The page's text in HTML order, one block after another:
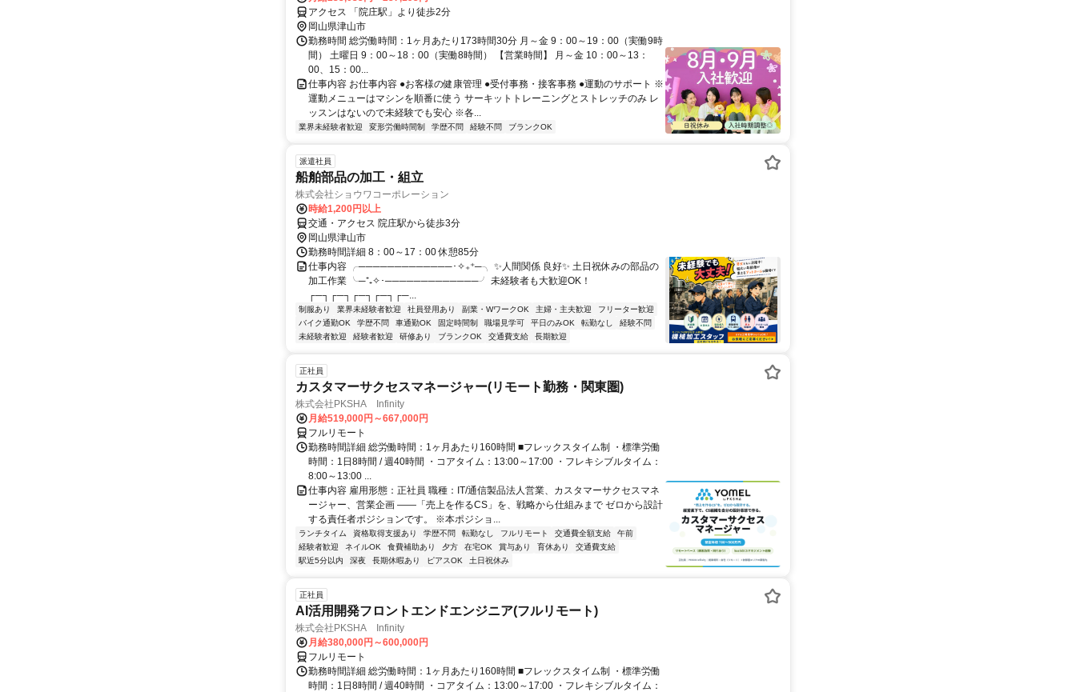
アクセス 「院庄駅」より徒歩2分
岡山県津山市
勤務時間 総労働時間：1ヶ月あたり173時間30分 月～金 9：00～19：00（実働9時
間） 土曜日 9：00～18：00（実働8時間） 【営業時間】 月～金 10：00～13：
00、15：00...
仕事内容 お仕事内容 ●お客様の健康管理 ●受付事務・接客事務 ●運動のサポート ※
運動メニューはマシンを順番に使う サーキットトレーニングとストレッチのみ レ
ッスンはないので未経験でも安心 ※各...
業界未経験者歓迎 変形労働時間制 学歴不問 経験不問 ブランクOK
派遣社員
船舶部品の加工・組立
株式会社ショウワコーポレーション
時給1,200円以上
交通・アクセス 院庄駅から徒歩3分
岡山県津山市
勤務時間詳細 8：00～17：00 休憩85分
仕事内容 ╭─────────────･✧₊⁺─╮ ✨人間関係 良好✨ 土日祝休みの部品の
加工作業 ╰─⁺₊✧･─────────────╯ 未経験者も大歓迎OK！
┌─┐┌─┐┌─┐┌─┐┌─...
制服あり 業界未経験者歓迎 社員登用あり 副業・WワークOK 主婦・主夫歓迎
フリーター歓迎
バイク通勤OK
学歴不問 車通勤OK 固定時間制 職場見学可 平日のみOK 転勤なし
経験不問
未経験者歓迎
経験者歓迎 研修あり ブランクOK 交通費支給 長期歓迎
正社員
カスタマーサクセスマネージャー(リモート勤務・関東圏)
株式会社PKSHA Infinity
月給519,000円～667,000円
フルリモート
勤務時間詳細 総労働時間：1ヶ月あたり160時間 ■フレックスタイム制 ・標準労働
時間：1日8時間 / 週40時間 ・コアタイム：13:00～17:00 ・フレキシブルタイム：
8:00～13:00 ...
仕事内容 雇用形態：正社員 職種：IT/通信製品法人営業、カスタマーサクセスマネ
ージャー、営業企画 ――「売上を作るCS」を、戦略から仕組みまで ゼロから設計
する責任者ポジションです。 ※本ポジショ...
ランチタイム 資格取得支援あり 学歴不問 転勤なし フルリモート 交通費全額支給
午前
経験者歓迎
ネイルOK 食費補助あり 夕方 在宅OK 賞与あり 育休あり
交通費支給
駅近5分以内
深夜 長期休暇あり ピアスOK 土日祝休み
正社員
AI活用開発フロントエンドエンジニア(フルリモート)
株式会社PKSHA Infinity
月給380,000円～600,000円
フルリモート
勤務時間詳細 総労働時間：1ヶ月あたり160時間 ■フレックスタイム制 ・標準労働
時間：1日8時間 / 週40時間 ・コアタイム：13:00～17:00 ・フレキシブルタイム：